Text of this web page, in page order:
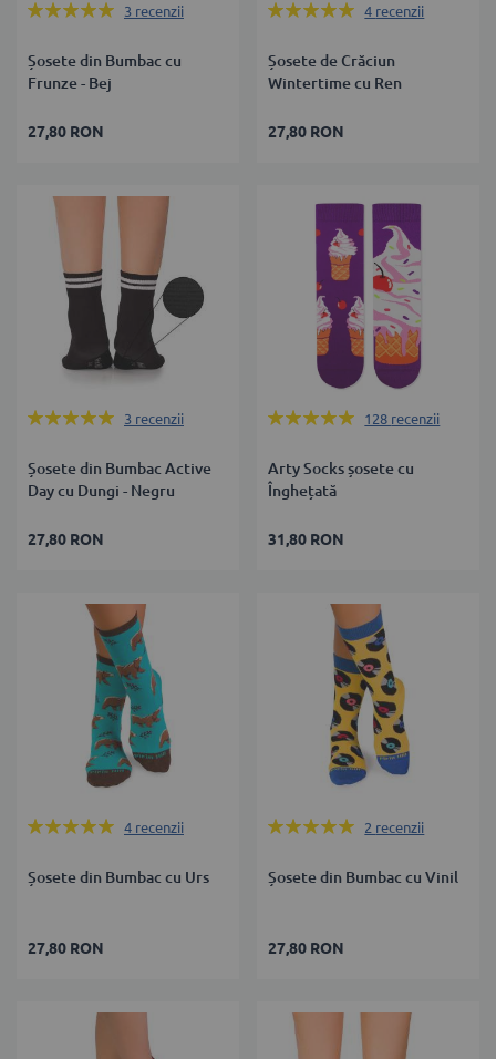
Rating:
3 recenzii
Șosete din Bumbac cu
Frunze - Bej
27,80 RON
Rating:
4 recenzii
Șosete de Crăciun
Wintertime cu Ren
27,80 RON
Rating:
3 recenzii
Șosete din Bumbac Active
Day cu Dungi - Negru
27,80 RON
Rating:
128 recenzii
Arty Socks șosete cu
Înghețată
31,80 RON
Rating:
4 recenzii
Șosete din Bumbac cu Urs
27,80 RON
Rating:
2 recenzii
Șosete din Bumbac cu Vinil
27,80 RON